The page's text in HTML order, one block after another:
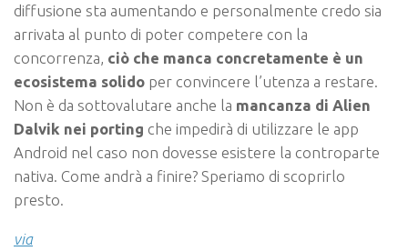
diffusione sta aumentando e personalmente credo sia
arrivata al punto di poter competere con la
concorrenza, ciò che manca concretamente è un
ecosistema solido per convincere l’utenza a restare.
Non è da sottovalutare anche la mancanza di Alien
Dalvik nei porting che impedirà di utilizzare le app
Android nel caso non dovesse esistere la controparte
nativa. Come andrà a finire? Speriamo di scoprirlo
presto.
via